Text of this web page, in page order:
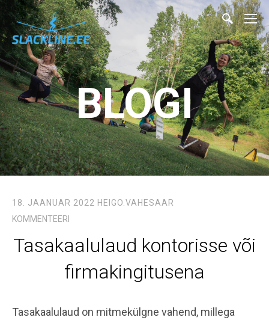
BLOGI
18. JAANUAR 2022 HEIGO.VAHESAAR
KOMMENTEERI
Tasakaalulaud kontorisse või
firmakingitusena
Tasakaalulaud on mitmekülgne vahend, millega